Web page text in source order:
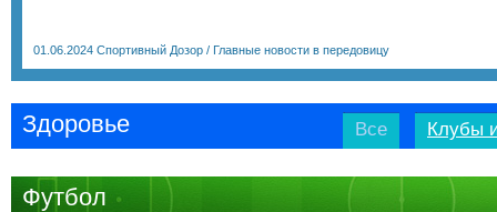
01.06.2024 Спортивный Дозор / Главные новости в передовицу
Здоровье Все Клубы
Футбол